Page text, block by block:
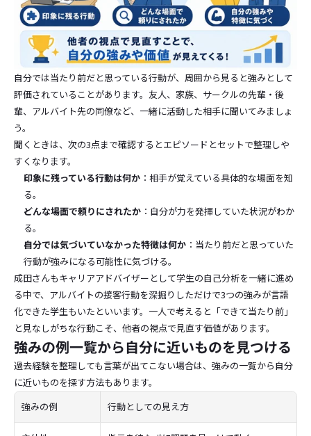
自分では当たり前だと思っている行動が、周囲から見ると強みとして
評価されていることがあります。友人、家族、サークルの先輩・後
輩、アルバイト先の同僚など、一緒に活動した相手に聞いてみましょ
う。
聞くときは、次の3点まで確認するとエピソードとセットで整理しや
すくなります。
印象に残っている行動は何か ：相手が覚えている具体的な場面を知
る。
どんな場面で頼りにされたか ：自分が力を発揮していた状況がわか
る。
自分では気づいていなかった特徴は何か ：当たり前だと思っていた
行動が強みになる可能性に気づける。
成田さんもキャリアアドバイザーとして学生の自己分析を一緒に進め
る中で、アルバイトの接客行動を深掘りしただけで3つの強みが言語
化できた学生もいたといいます。一人で考えると「できて当たり前」
と見なしがちな行動こそ、他者の視点で見直す価値があります。
強みの例一覧から自分に近いものを見つける
過去経験を整理しても言葉が出てこない場合は、強みの一覧から自分
に近いものを探す方法もあります。
強みの例
行動としての見え方